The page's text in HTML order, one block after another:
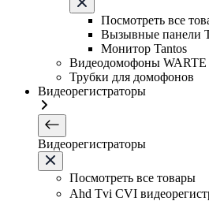
Посмотреть все
Вызывные панели
Монитор Tantos
Видеодомофоны WARTE
Трубки для домофонов
Видеорегистраторы
Видеорегистраторы
Посмотреть все товары
Ahd Tvi CVI